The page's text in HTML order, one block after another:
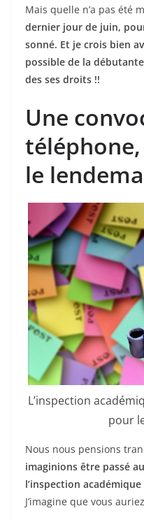
Mais quelle n’a pas été
dernier jour de juin,
sonné. Et je crois bien
possible de la
des ses droits !!
Une
le
L’inspection
pour
Nous nous pensions
imaginions être passé
l’inspection académique
J’imagine que vous